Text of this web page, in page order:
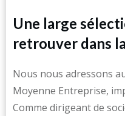
Une large
retrouver dans
Nous nous adressons
Moyenne Entreprise,
Comme dirigeant de